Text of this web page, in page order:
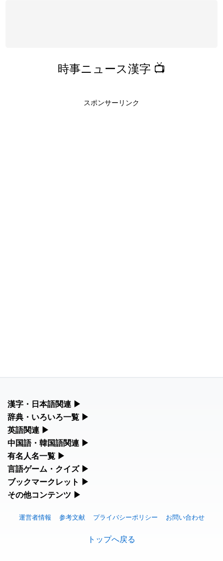
時事ニュース漢字 📺
スポンサーリンク
漢字・日本語関連 ▶
漢字の読み方検索、手書き入力、書き順練習など、日本語学習に
人名漢字辞典 - 読み方検索
漢字の書き方・書き順 書き取り練習帳
辞典・いろいろ一覧 ▶
部首・画数別の漢字一覧、熟語辞典、地名・駅名検索など、各種
リファレンスツールです。
画数別なまえ漢字一覧
名前イメージイラスト一覧
英語関連 ▶
カタカナ語・略語の意味検索、発音記号、リスニング練習など英
カタカナ語の意味・発音・類語辞典
英単語リスニングテスト
イメージ化する英単語の覚え方
中国語・韓国語関連 ▶
中国語のピンイン変換、韓国語の手書き入力など、アジア言語学
手書き中国語入力 変換ツール
有名人名一覧 ▶
海外セレブやスポーツ選手の名前の読み方・発音を確認できま
海外有名人の苗字・名前一覧と発音 🔊
プレミアリーグ選手名一覧
WEリーグ選手名一覧
言語ゲーム・クイズ ▶
四字熟語パズルや漢字クイズなど、楽しみながら学べるゲームで
ブックマークレット ▶
ブラウザに登録して、どのサイトからでも漢字や英語を検索でき
漢字読み方検索ブックマークレット
英語・カタカナ語意味検索ブックマークレット
その他コンテンツ ▶
す。
絵文字の意味と使い方
運営者情報 参考文献 プライバシーポリシー お問い合わせ
トップへ戻る